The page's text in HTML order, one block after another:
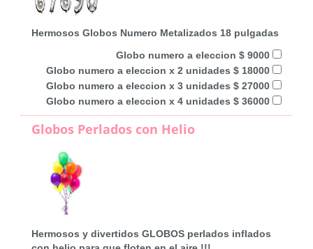
Hermosos Globos Numero Metalizados 18 pulgadas
Globo numero a eleccion $ 9000
Globo numero a eleccion x 2 unidades $ 18000
Globo numero a eleccion x 3 unidades $ 27000
Globo numero a eleccion x 4 unidades $ 36000
Globos Perlados con Helio
Hermosos y divertidos GLOBOS perlados inflados